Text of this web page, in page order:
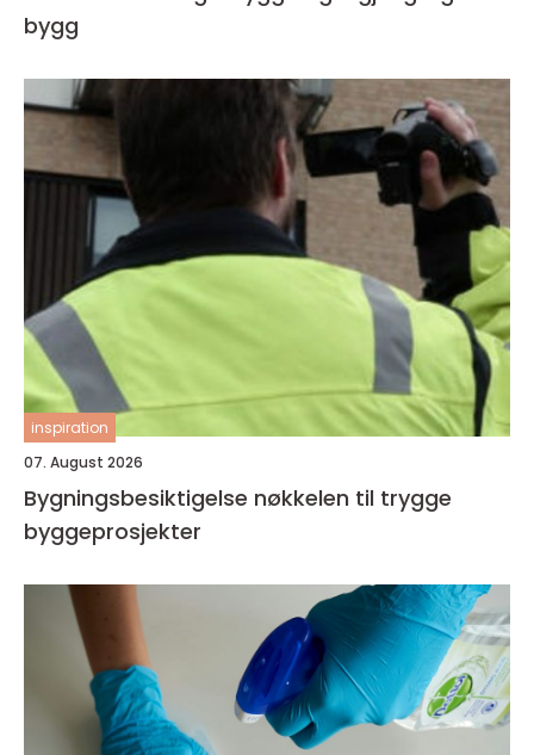
bygg
inspiration
07. August 2026
Bygningsbesiktigelse nøkkelen til trygge
byggeprosjekter